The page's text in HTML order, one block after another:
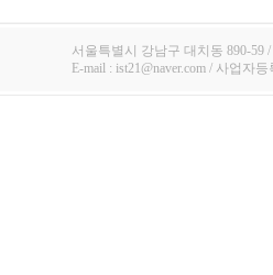
서울특별시 강남구 대치동 890-59 /
E-mail : ist21@naver.com / 사업자